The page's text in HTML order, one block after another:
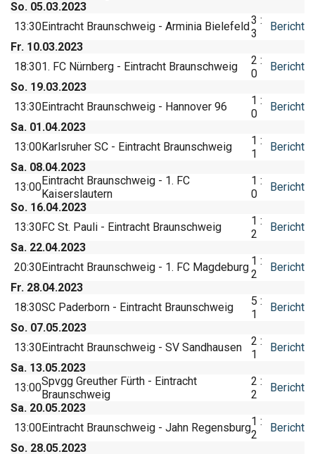
So. 05.03.2023
13:30Eintracht Braunschweig - Arminia Bielefeld3 :
3
Bericht
Fr. 10.03.2023
18:301. FC Nürnberg - Eintracht Braunschweig
2 :
0
Bericht
So. 19.03.2023
13:30Eintracht Braunschweig - Hannover 96
1 :
0
Bericht
Sa. 01.04.2023
13:00Karlsruher SC - Eintracht Braunschweig
1 :
1
Bericht
Sa. 08.04.2023
13:00Eintracht Braunschweig - 1. FC
Kaiserslautern
1 :
0
Bericht
So. 16.04.2023
13:30FC St. Pauli - Eintracht Braunschweig
1 :
2
Bericht
Sa. 22.04.2023
20:30Eintracht Braunschweig - 1. FC Magdeburg 1 :
2
Bericht
Fr. 28.04.2023
18:30SC Paderborn - Eintracht Braunschweig
5 :
1
Bericht
So. 07.05.2023
13:30Eintracht Braunschweig - SV Sandhausen
2 :
1
Bericht
Sa. 13.05.2023
13:00Spvgg Greuther Fürth - Eintracht
Braunschweig
2 :
2
Bericht
Sa. 20.05.2023
13:00Eintracht Braunschweig - Jahn Regensburg1 :
2
Bericht
So. 28.05.2023